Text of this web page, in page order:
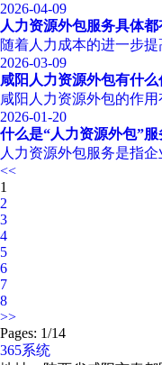
2026-04-09
人力资源外包服务具体都
随着人力成本的进一步
2026-03-09
咸阳人力资源外包有什么
咸阳人力资源外包的作
2026-01-20
什么是“人力资源外包”
人力资源外包服务是指
<<
1
2
3
4
5
6
7
8
>>
Pages: 1/14
365系统